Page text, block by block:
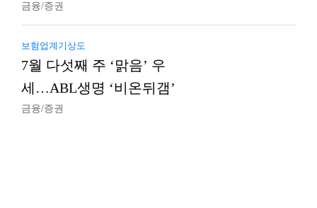
금융/증권
보험업계기상도
7월 다섯째 주 ‘맑음’ 우
세…ABL생명 ‘비온뒤갬’
금융/증권